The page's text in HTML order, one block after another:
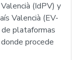
(IdPV) y
Valencià (EV-
de plataformas
procede